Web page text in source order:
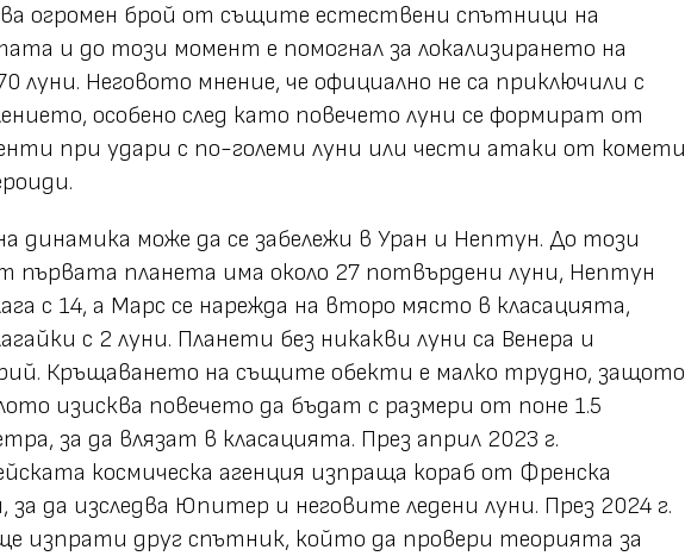
огромен брой от същите естествени спътници на
и до този момент е помогнал за локализирането на
луни. Неговото мнение, че официално не са приключили с
особено след като повечето луни се формират от
при удари с по-големи луни или чести атаки от комети
динамика може да се забележи в Уран и Нептун. До този
първата планета има около 27 потвърдени луни, Нептун
с 14, а Марс се нарежда на второ място в класацията,
с 2 луни. Планети без никакви луни са Венера и
Кръщаването на същите обекти е малко трудно, защото
изисква повечето да бъдат с размери от поне 1.5
за да влязат в класацията. През април 2023 г.
космическа агенция изпраща кораб от Френска
за да изследва Юпитер и неговите ледени луни. През 2024 г.
изпрати друг спътник, който да провери теорията за